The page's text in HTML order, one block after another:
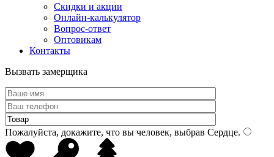
Скидки и акции
Онлайн-калькулятор
Вопрос-ответ
Оптовикам
Контакты
Вызвать замерщика
Пожалуйста, докажите, что вы человек, выбрав Сердце.